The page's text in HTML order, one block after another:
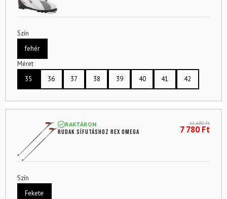
Szín
fehér
Méret
35
36 37 38 39 40 41 42
RAKTÁRON
Rudak sífutáshoz REX Omega
11 680Ft
7 780Ft
Szín
Fekete